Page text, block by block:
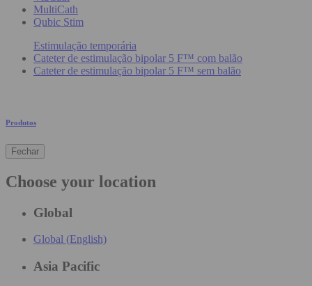
MultiCath
Qubic Stim
Estimulação temporária
Cateter de estimulação bipolar 5 F™ com balão
Cateter de estimulação bipolar 5 F™ sem balão
Produtos
Fechar
Choose your location
Global
Global (English)
Asia Pacific